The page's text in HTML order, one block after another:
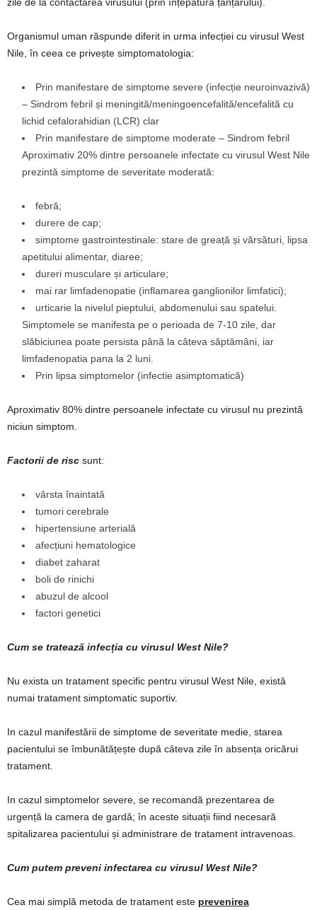
Organismul uman răspunde diferit in urma infecției cu virusul West
Nile, în ceea ce privește simptomatologia:
Prin manifestare de simptome severe (infecție neuroinvazivă)
– Sindrom febril și meningită/meningoencefalită/encefalită cu
lichid cefalorahidian (LCR) clar
Prin manifestare de simptome moderate – Sindrom febril
Aproximativ 20% dintre persoanele infectate cu virusul West Nile
prezintă simptome de severitate moderată:
febră;
durere de cap;
simptome gastrointestinale: stare de greață și vărsături, lipsa
apetitului alimentar, diaree;
dureri musculare și articulare;
mai rar limfadenopatie (inflamarea ganglionilor limfatici);
urticarie la nivelul pieptului, abdomenului sau spatelui.
Simptomele se manifesta pe o perioada de 7-10 zile, dar
slăbiciunea poate persista până la câteva săptămâni, iar
limfadenopatia pana la 2 luni.
Prin lipsa simptomelor (infectie asimptomatică)
Aproximativ 80% dintre persoanele infectate cu virusul nu prezintă
niciun simptom.
Factorii de risc sunt:
vârsta înaintată
tumori cerebrale
hipertensiune arterială
afecțiuni hematologice
diabet zaharat
boli de rinichi
abuzul de alcool
factori genetici
Cum se tratează infecția cu virusul West Nile?
Nu exista un tratament specific pentru virusul West Nile, există
numai tratament simptomatic suportiv.
In cazul manifestării de simptome de severitate medie, starea
pacientului se îmbunătățește după câteva zile în absența oricărui
tratament.
In cazul simptomelor severe, se recomandă prezentarea de
urgență la camera de gardă; în aceste situații fiind necesară
spitalizarea pacientului și administrare de tratament intravenoas.
Cum putem preveni infectarea cu virusul West Nile?
Cea mai simplă metoda de tratament este prevenirea